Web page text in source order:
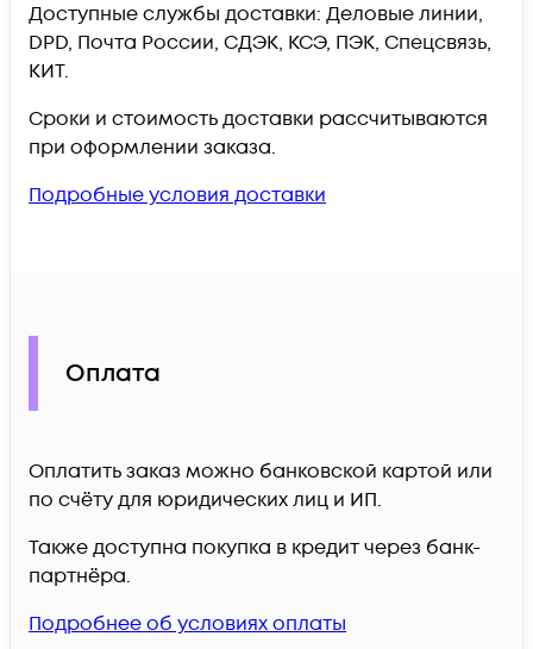
Доступные службы доставки: Деловые линии,
DPD, Почта России, СДЭК, КСЭ, ПЭК, Спецсвязь,
КИТ.
Сроки и стоимость доставки рассчитываются
при оформлении заказа.
Подробные условия доставки
Оплата
Оплатить заказ можно банковской картой или
по счёту для юридических лиц и ИП.
Также доступна покупка в кредит через банк-
партнёра.
Подробнее об условиях оплаты